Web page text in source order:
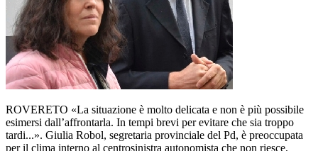
ROVERETO «La situazione è molto delicata e non è più possibile
esimersi dall’affrontarla. In tempi brevi per evitare che sia troppo
tardi...». Giulia Robol, segretaria provinciale del Pd, è preoccupata
per il clima interno al centrosinistra autonomista che non riesce,